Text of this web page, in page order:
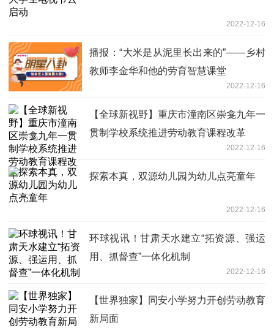
2022-12-16
播报：“大米是从泥里长出来的”——乡村
教师李金华和他的劳育智慧课堂
2022-12-16
【全球新视野】重庆市潼南区崇龛九年一
贯制学校系统推进劳动教育课程改革
2022-12-16
探索本真，双源幼儿园为幼儿点亮童年
2022-12-16
环球视讯！甘肃天水建立“拓资源、强运
用、抓督查”一体化机制
2022-12-16
【世界独家】同安小学努力开创劳动教育
新局面